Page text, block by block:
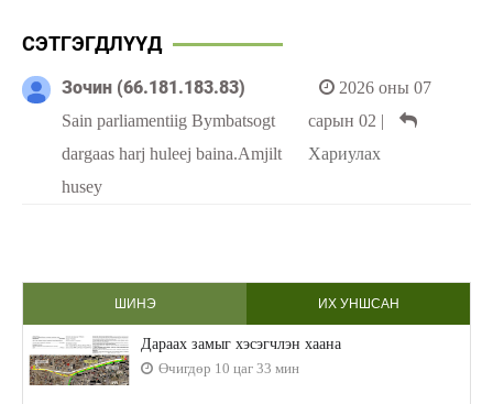
СЭТГЭГДЛҮҮД
Зочин (66.181.183.83)
Sain parliamentiig Bymbatsogt
dargaas harj huleej baina.Amjilt
husey
2026 оны 07
сарын 02 |
Хариулах
ШИНЭ ИХ УНШСАН
Дараах замыг хэсэгчлэн хаана
Өчигдөр 10 цаг 33 мин